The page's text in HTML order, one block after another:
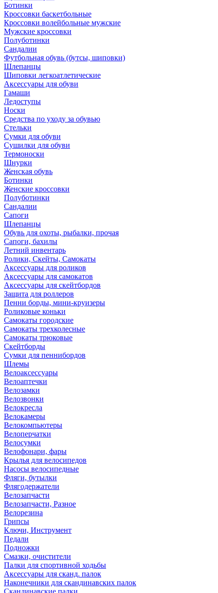
Ботинки
Кроссовки баскетбольные
Кроссовки волейбольные мужские
Мужские кроссовки
Полуботинки
Сандалии
Футбольная обувь (бутсы, шиповки)
Шлепанцы
Шиповки легкоатлетические
Аксессуары для обуви
Гамаши
Ледоступы
Носки
Средства по уходу за обувью
Стельки
Сумки для обуви
Сушилки для обуви
Термоноски
Шнурки
Женская обувь
Ботинки
Женские кроссовки
Полуботинки
Сандалии
Сапоги
Шлепанцы
Обувь для охоты, рыбалки, прочая
Сапоги, бахилы
Летний инвентарь
Ролики, Скейты, Самокаты
Аксессуары для роликов
Аксессуары для самокатов
Аксессуары для скейтбордов
Защита для роллеров
Пенни борды, мини-круизеры
Роликовые коньки
Самокаты городские
Самокаты трехколесные
Самокаты трюковые
Скейтборды
Сумки для пеннибордов
Шлемы
Велоаксессуары
Велоаптечки
Велозамки
Велозвонки
Велокресла
Велокамеры
Велокомпьютеры
Велоперчатки
Велосумки
Велофонари, фары
Крылья для велосипедов
Насосы велосипедные
Фляги, бутылки
Флягодержатели
Велозапчасти
Велозапчасти, Разное
Велорезина
Грипсы
Ключи, Инструмент
Педали
Подножки
Смазки, очистители
Палки для спортивной ходьбы
Аксессуары для сканд. палок
Наконечники для скандинавских палок
Скандинавские палки